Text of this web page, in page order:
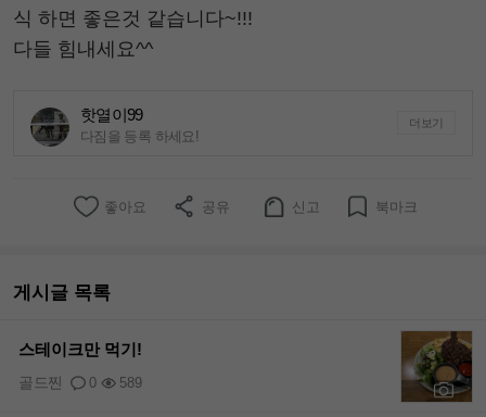
식 하면 좋은것 같습니다~!!!
다들 힘내세요^^
핫열이99
다짐을 등록 하세요!
더보기
좋아요 공유 신고 북마크
게시글 목록
스테이크만 먹기!
0 589
골드찐